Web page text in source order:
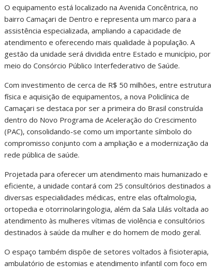
O equipamento está localizado na Avenida Concêntrica, no
bairro Camaçari de Dentro e representa um marco para a
assistência especializada, ampliando a capacidade de
atendimento e oferecendo mais qualidade à população. A
gestão da unidade será dividida entre Estado e município, por
meio do Consórcio Público Interfederativo de Saúde.
Com investimento de cerca de R$ 50 milhões, entre estrutura
física e aquisição de equipamentos, a nova Policlínica de
Camaçari se destaca por ser a primeira do Brasil construída
dentro do Novo Programa de Aceleração do Crescimento
(PAC), consolidando-se como um importante símbolo do
compromisso conjunto com a ampliação e a modernização da
rede pública de saúde.
Projetada para oferecer um atendimento mais humanizado e
eficiente, a unidade contará com 25 consultórios destinados a
diversas especialidades médicas, entre elas oftalmologia,
ortopedia e otorrinolaringologia, além da Sala Lilás voltada ao
atendimento às mulheres vítimas de violência e consultórios
destinados à saúde da mulher e do homem de modo geral.
O espaço também dispõe de setores voltados à fisioterapia,
ambulatório de estomias e atendimento infantil com foco em